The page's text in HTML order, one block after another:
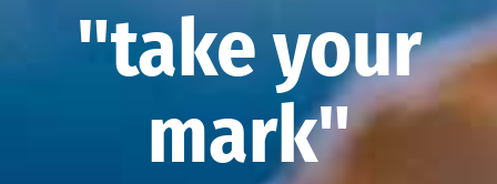
"take your
mark"